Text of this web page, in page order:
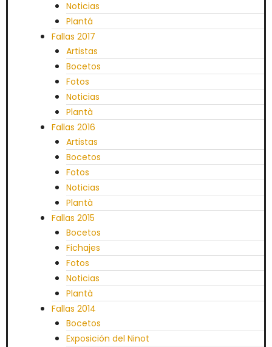
Noticias
Plantá
Fallas 2017
Artistas
Bocetos
Fotos
Noticias
Plantà
Fallas 2016
Artistas
Bocetos
Fotos
Noticias
Plantà
Fallas 2015
Bocetos
Fichajes
Fotos
Noticias
Plantà
Fallas 2014
Bocetos
Exposición del Ninot